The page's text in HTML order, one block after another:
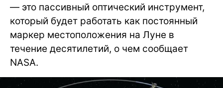
— это пассивный оптический инструмент,
который будет работать как постоянный
маркер местоположения на Луне в
течение десятилетий, о чем сообщает
NASA.